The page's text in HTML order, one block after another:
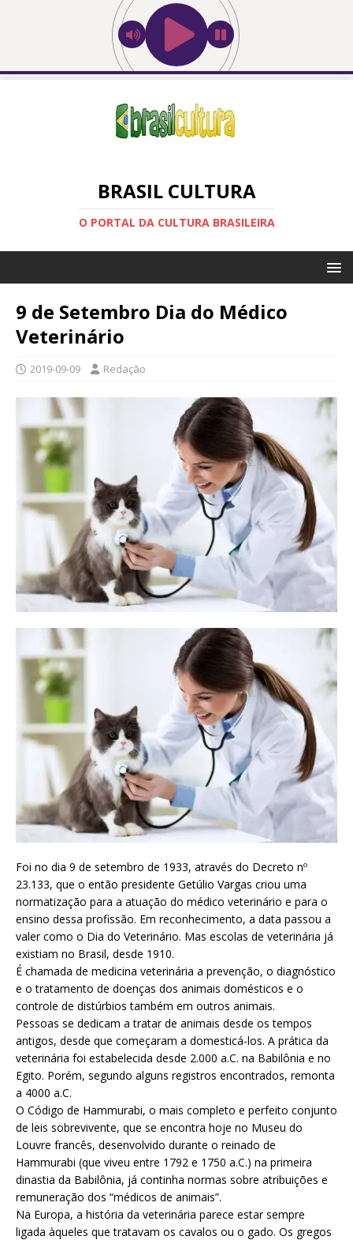
BRASIL CULTURA
O PORTAL DA CULTURA BRASILEIRA
9 de Setembro Dia do Médico
Veterinário
2019-09-09 Redação
Foi no dia 9 de setembro de 1933, através do Decreto nº
23.133, que o então presidente Getúlio Vargas criou uma
normatização para a atuação do médico veterinário e para o
ensino dessa profissão. Em reconhecimento, a data passou a
valer como o Dia do Veterinário. Mas escolas de veterinária já
existiam no Brasil, desde 1910.
É chamada de medicina veterinária a prevenção, o diagnóstico
e o tratamento de doenças dos animais domésticos e o
controle de distúrbios também em outros animais.
Pessoas se dedicam a tratar de animais desde os tempos
antigos, desde que começaram a domesticá-los. A prática da
veterinária foi estabelecida desde 2.000 a.C. na Babilônia e no
Egito. Porém, segundo alguns registros encontrados, remonta
a 4000 a.C.
O Código de Hammurabi, o mais completo e perfeito conjunto
de leis sobrevivente, que se encontra hoje no Museu do
Louvre francês, desenvolvido durante o reinado de
Hammurabi (que viveu entre 1792 e 1750 a.C.) na primeira
dinastia da Babilônia, já continha normas sobre atribuições e
remuneração dos “médicos de animais”.
Na Europa, a história da veterinária parece estar sempre
ligada àqueles que tratavam os cavalos ou o gado. Os gregos